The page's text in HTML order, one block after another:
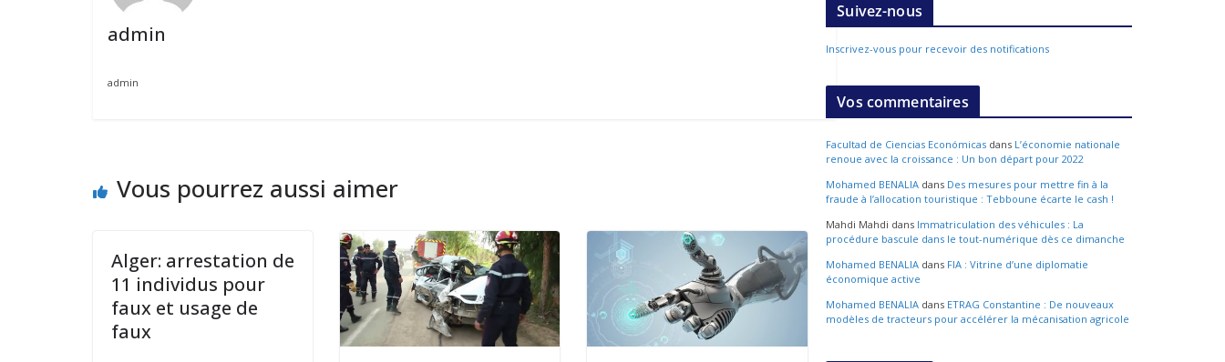
admin
admin
Vous pourrez aussi aimer
Alger: arrestation de
11 individus pour
faux et usage de
faux
Suivez-nous
Inscrivez-vous pour recevoir des notifications
Vos commentaires
Facultad de Ciencias Económicas dans L’économie nationale
renoue avec la croissance : Un bon départ pour 2022
Mohamed BENALIA dans Des mesures pour mettre fin à la
fraude à l’allocation touristique : Tebboune écarte le cash !
Mahdi Mahdi dans Immatriculation des véhicules : La
procédure bascule dans le tout-numérique dès ce dimanche
Mohamed BENALIA dans FIA : Vitrine d’une diplomatie
économique active
Mohamed BENALIA dans ETRAG Constantine : De nouveaux
modèles de tracteurs pour accélérer la mécanisation agricole